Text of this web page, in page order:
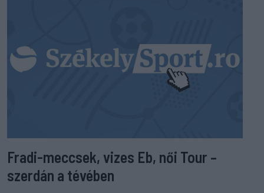
Fradi-meccsek, vizes Eb, női Tour –
szerdán a tévében